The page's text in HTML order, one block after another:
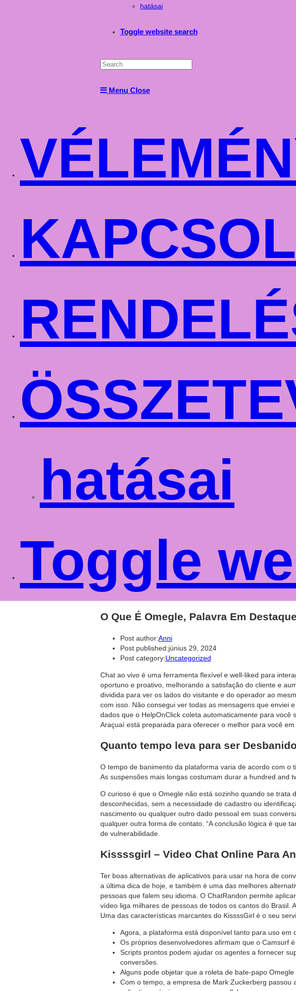
hatásai
Toggle website search
Menu Close
hatásai
Toggle
O Que É Omegle, Palavra Em
Post author:Anni
Post published:június 29, 2024
Post category:Uncategorized
Chat ao vivo é uma ferramenta flexível e well-liked para
oportuno e proativo, melhorando a satisfação do cliente e
dividida para ver os lados do visitante e do operador ao
com isso. Não consegui ver todas as mensagens que enviei
dados que o HelpOnClick coleta automaticamente para
Araçuaí está preparada para oferecer o melhor para você em
Quanto tempo leva para ser
O tempo de banimento da plataforma varia de acordo com o
As suspensões mais longas costumam durar a hundred and
O curioso é que o Omegle não está sozinho quando se
desconhecidas, sem a necessidade de cadastro ou
nascimento ou qualquer outro dado pessoal em suas
qualquer outra forma de contato. “A conclusão lógica é que
de vulnerabilidade.
Kissssgirl – Video Chat Online Para
Ter boas alternativas de aplicativos para usar na hora de
a última dica de hoje, e também é uma das melhores
pessoas que falem seu idioma. O ChatRandon permite
vídeo liga milhares de pessoas de todos os cantos do Brasil.
Uma das características marcantes do KissssGirl é o seu
Agora, a plataforma está disponível tanto para uso em
Os próprios desenvolvedores afirmam que o Camsurf
Scripts prontos podem ajudar os agentes a fornecer
conversões.
Alguns pode objetar que a roleta de bate-papo
Com o tempo, a empresa de Mark Zuckerberg